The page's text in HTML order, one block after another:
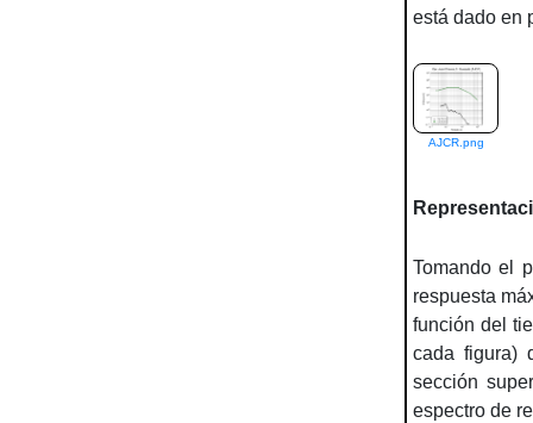
está dado en
AJCR.png
Tomando el
respuesta
función del
cada figura)
sección
espectro de